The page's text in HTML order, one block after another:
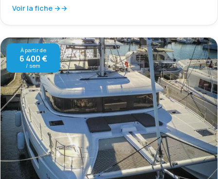
Voir la fiche →
À partir de
6 400 €
/ sem